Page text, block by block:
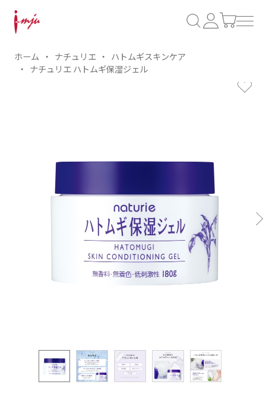
ホーム ナチュリエ
ハトムギスキンケア
ナチュリエ ハトムギ保湿ジェル